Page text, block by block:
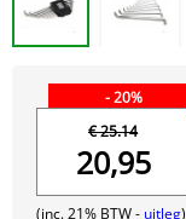
- 20%
€ 25.14
20,95
(inc. 21% BTW - uitleg)